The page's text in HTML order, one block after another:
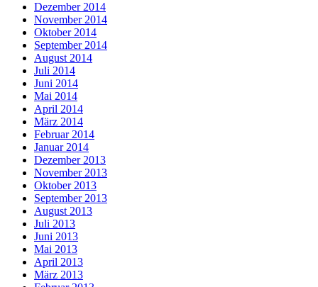
Dezember 2014
November 2014
Oktober 2014
September 2014
August 2014
Juli 2014
Juni 2014
Mai 2014
April 2014
März 2014
Februar 2014
Januar 2014
Dezember 2013
November 2013
Oktober 2013
September 2013
August 2013
Juli 2013
Juni 2013
Mai 2013
April 2013
März 2013